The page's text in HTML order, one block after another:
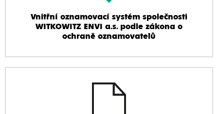
Vnitřní oznamovací systém společnosti
WITKOWITZ ENVI a.s. podle zákona o
ochraně oznamovatelů